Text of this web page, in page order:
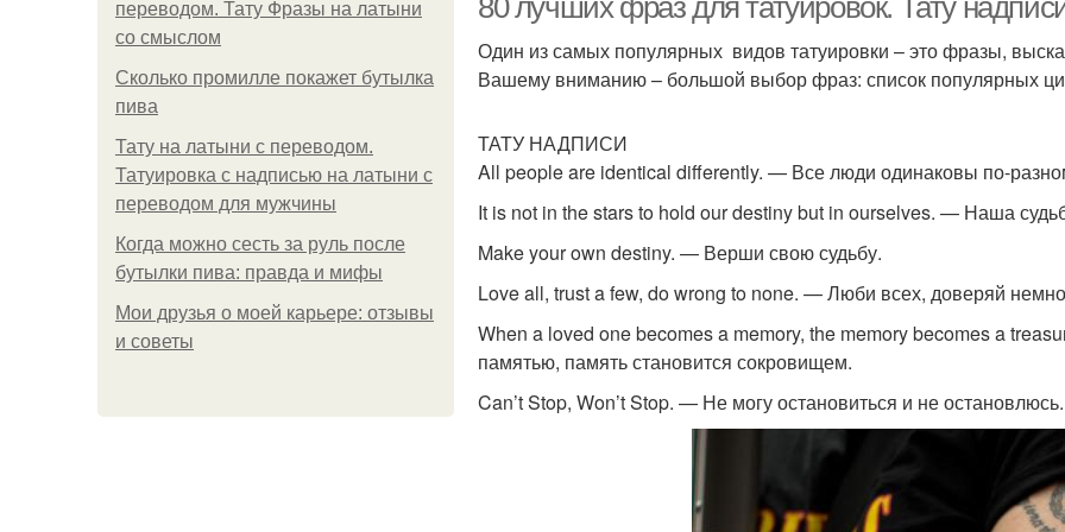
переводом. Тату Фразы на латыни
со смыслом
Сколько промилле покажет бутылка
пива
Тату на латыни с переводом.
Татуировка с надписью на латыни с
переводом для мужчины
Когда можно сесть за руль после
бутылки пива: правда и мифы
Мои друзья о моей карьере: отзывы
и советы
80 лучших фраз для татуировок. Тату
Один из самых популярных видов татуировки – это фразы,
Вашему вниманию – большой выбор фраз: список популярных
ТАТУ НАДПИСИ
All people are identical differently. — Все люди одинаковы по-
It is not in the stars to hold our destiny but in ourselves. — Наша
Make your own destiny. — Верши свою судьбу.
Love all, trust a few, do wrong to none. — Люби всех, доверяй
When a loved one becomes a memory, the memory becomes a
памятью, память становится сокровищем.
Can’t Stop, Won’t Stop. — Не могу остановиться и не остановлюсь.